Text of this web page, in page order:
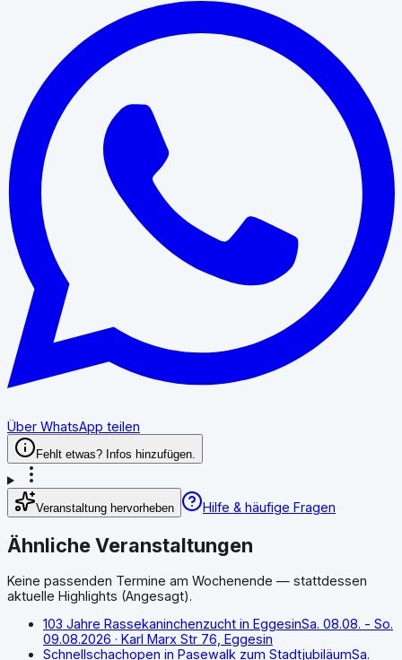
Über WhatsApp teilen
Fehlt etwas? Infos hinzufügen.
Veranstaltung hervorheben Hilfe & häufige Fragen
Ähnliche Veranstaltungen
Keine passenden Termine am Wochenende — stattdessen
aktuelle Highlights (Angesagt).
103 Jahre Rassekaninchenzucht in EggesinSa. 08.08. - So.
09.08.2026 · Karl Marx Str 76, Eggesin
Schnellschachopen in Pasewalk zum StadtjubiläumSa.